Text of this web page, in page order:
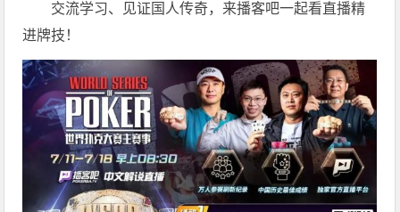
交流学习、见证国人传奇，来播客吧一起看直播精
进牌技！